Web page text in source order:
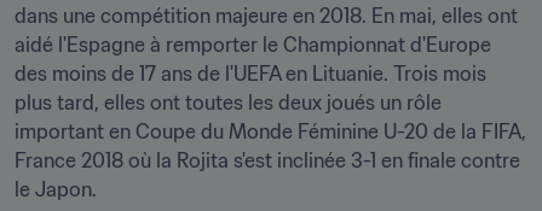
dans une compétition majeure en 2018. En mai, elles ont
aidé l'Espagne à remporter le Championnat d'Europe
des moins de 17 ans de l'UEFA en Lituanie. Trois mois
plus tard, elles ont toutes les deux joués un rôle
important en Coupe du Monde Féminine U-20 de la FIFA,
France 2018 où la Rojita s'est inclinée 3-1 en finale contre
le Japon.